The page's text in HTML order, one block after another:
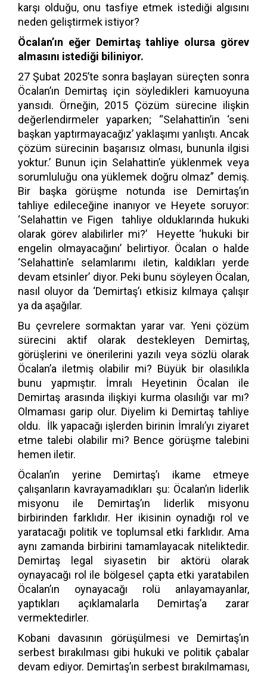
karşı olduğu, onu tasfiye etmek istediği algısını
neden geliştirmek istiyor?
Öcalan’ın eğer Demirtaş tahliye olursa görev
almasını istediği biliniyor.
27 Şubat 2025’te sonra başlayan süreçten sonra
Öcalan’ın Demirtaş için söyledikleri kamuoyuna
yansıdı. Örneğin, 2015 Çözüm sürecine ilişkin
değerlendirmeler yaparken; “Selahattin’in ‘seni
başkan yaptırmayacağız’ yaklaşımı yanlıştı. Ancak
çözüm sürecinin başarısız olması, bununla ilgisi
yoktur.’ Bunun için Selahattin’e yüklenmek veya
sorumluluğu ona yüklemek doğru olmaz” demiş.
Bir başka görüşme notunda ise Demirtaş’ın
tahliye edileceğine inanıyor ve Heyete soruyor:
‘Selahattin ve Figen tahliye olduklarında hukuki
olarak görev alabilirler mi?’ Heyette ‘hukuki bir
engelin olmayacağını’ belirtiyor. Öcalan o halde
‘Selahattin’e selamlarımı iletin, kaldıkları yerde
devam etsinler’ diyor. Peki bunu söyleyen Öcalan,
nasıl oluyor da ‘Demirtaş’ı etkisiz kılmaya çalışır
ya da aşağılar.
Bu çevrelere sormaktan yarar var. Yeni çözüm
sürecini aktif olarak destekleyen Demirtaş,
görüşlerini ve önerilerini yazılı veya sözlü olarak
Öcalan’a iletmiş olabilir mi? Büyük bir olasılıkla
bunu yapmıştır. İmralı Heyetinin Öcalan ile
Demirtaş arasında ilişkiyi kurma olasılığı var mı?
Olmaması garip olur. Diyelim ki Demirtaş tahliye
oldu. İlk yapacağı işlerden birinin İmralı’yı ziyaret
etme talebi olabilir mi? Bence görüşme talebini
hemen iletir.
Öcalan’ın yerine Demirtaş’ı ikame etmeye
çalışanların kavrayamadıkları şu: Öcalan’ın liderlik
misyonu ile Demirtaş’ın liderlik misyonu
birbirinden farklıdır. Her ikisinin oynadığı rol ve
yaratacağı politik ve toplumsal etki farklıdır. Ama
aynı zamanda birbirini tamamlayacak niteliktedir.
Demirtaş legal siyasetin bir aktörü olarak
oynayacağı rol ile bölgesel çapta etki yaratabilen
Öcalan’ın oynayacağı rolü anlayamayanlar,
yaptıkları açıklamalarla Demirtaş’a zarar
vermektedirler.
Kobani davasının görüşülmesi ve Demirtaş’ın
serbest bırakılması gibi hukuki ve politik çabalar
devam ediyor. Demirtaş’ın serbest bırakılmaması,